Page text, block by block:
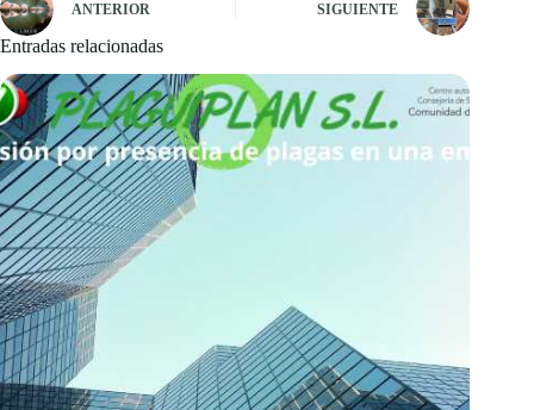
ANTERIOR SIGUIENTE
Entradas relacionadas